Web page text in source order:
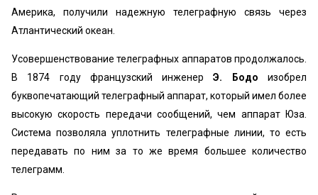
Америка, получили надежную телеграфную связь через
Атлантический океан.
Усовершенствование телеграфных аппаратов продолжалось.
В 1874 году французский инженерЭ. Бодо изобрел
буквопечатающий телеграфный аппарат, который имел более
высокую скорость передачи сообщений, чем аппарат Юза.
Система позволяла уплотнить телеграфные линии, то есть
передавать по ним за то же время большее количество
телеграмм.